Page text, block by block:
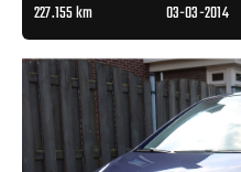
227.155 km 03-03-2014